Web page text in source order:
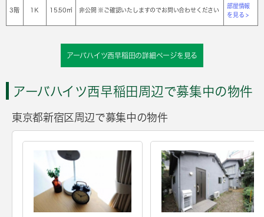
3階 1Ｋ 15.50㎡ 非公開 ※ご確認いたしますのでお問い合わせください
部屋情報
を見る >
アーバハイツ西早稲田の詳細ページを見る
アーバハイツ西早稲田周辺で募集中の物件
東京都新宿区周辺で募集中の物件